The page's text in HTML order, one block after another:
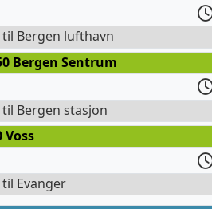
til Bergen lufthavn
Bergen Sentrum
til Bergen stasjon
Voss
til Evanger